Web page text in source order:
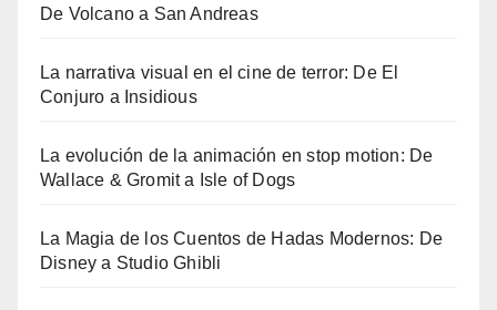
De Volcano a San Andreas
La narrativa visual en el cine de terror: De El
Conjuro a Insidious
La evolución de la animación en stop motion: De
Wallace & Gromit a Isle of Dogs
La Magia de los Cuentos de Hadas Modernos: De
Disney a Studio Ghibli